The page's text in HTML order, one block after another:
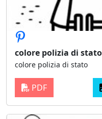
colore polizia di stato
colore polizia di stato
PDF